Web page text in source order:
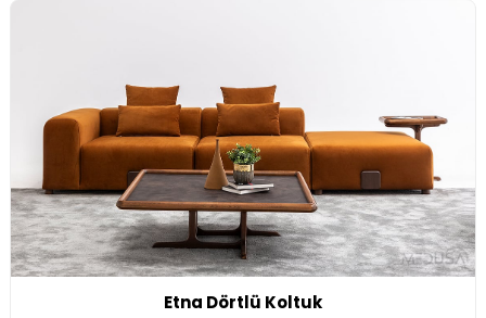
Etna Dörtlü Koltuk